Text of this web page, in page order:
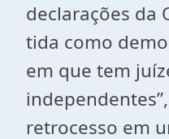
declarações da
tida como
em que tem
retrocesso em